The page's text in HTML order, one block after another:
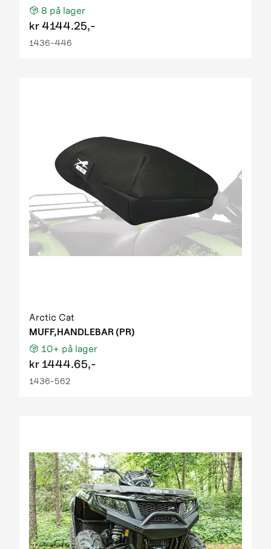
8 på lager
kr4144.25,-
1436-446
Arctic Cat
MUFF,HANDLEBAR (PR)
10+ på lager
kr 1444.65,-
1436-562